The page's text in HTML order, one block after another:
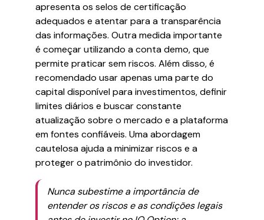
apresenta os selos de certificação
adequados e atentar para a transparência
das informações. Outra medida importante
é começar utilizando a conta demo, que
permite praticar sem riscos. Além disso, é
recomendado usar apenas uma parte do
capital disponível para investimentos, definir
limites diários e buscar constante
atualização sobre o mercado e a plataforma
em fontes confiáveis. Uma abordagem
cautelosa ajuda a minimizar riscos e a
proteger o patrimônio do investidor.
Nunca subestime a importância de
entender os riscos e as condições legais